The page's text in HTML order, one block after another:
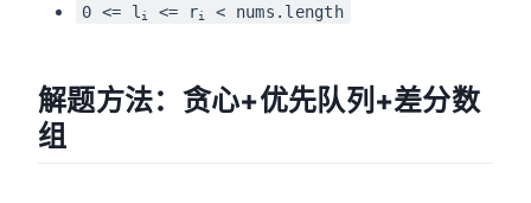
0 <= l i <= ri < nums.length
解题方法：贪心+优先队列+差分数
组